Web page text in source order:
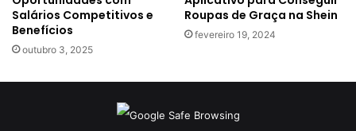
Salários Competitivos e
Benefícios
outubro 3, 2025
Roupas de Graça na Shein
fevereiro 19, 2024